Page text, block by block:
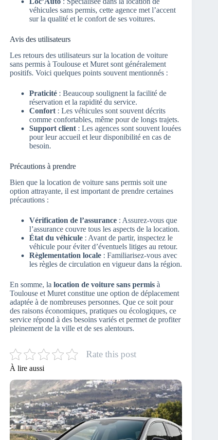
véhicules sans permis, cette agence met l’accent
sur la qualité et le confort de ses voitures.
Avis des utilisateurs
Les retours des utilisateurs sur la location de voiture
sans permis à Toulouse et Muret sont généralement
positifs. Voici quelques points souvent mentionnés :
Praticité : Beaucoup soulignent la facilité de
réservation et la rapidité du service.
Confort : Les véhicules sont souvent décrits
comme confortables, même pour de longs trajets.
Support client : Les agences sont souvent louées
pour leur accueil et leur disponibilité en cas de
besoin.
Précautions à prendre
Bien que la location de voiture sans permis soit une
option attrayante, il est important de prendre certaines
précautions :
Vérification de l’assurance : Assurez-vous que
l’assurance couvre tous les aspects de la location.
État du véhicule : Avant de partir, inspectez le
véhicule pour éviter d’éventuels litiges au retour.
Règlementation locale : Familiarisez-vous avec
les règles de circulation en vigueur dans la région.
En somme, la location de voiture sans permis à
Toulouse et Muret constitue une option de déplacement
adaptée à de nombreuses personnes. Que ce soit pour
des raisons économiques, pratiques ou écologiques, ce
service répond à des besoins variés et permet de profiter
pleinement de la ville et de ses alentours.
Rate this post
À lire aussi